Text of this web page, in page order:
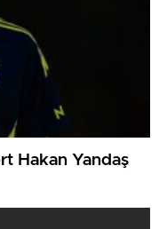
Hakan Yandaş